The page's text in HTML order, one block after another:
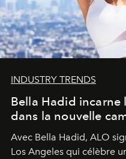
INDUSTRY TRENDS
Bella Hadid incarne
dans la nouvelle
Avec Bella Hadid, ALO
Los Angeles qui célèbre